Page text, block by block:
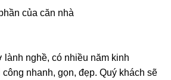
của căn nhà
nghề, có nhiều năm kinh
nhanh, gọn, đẹp. Quý khách sẽ